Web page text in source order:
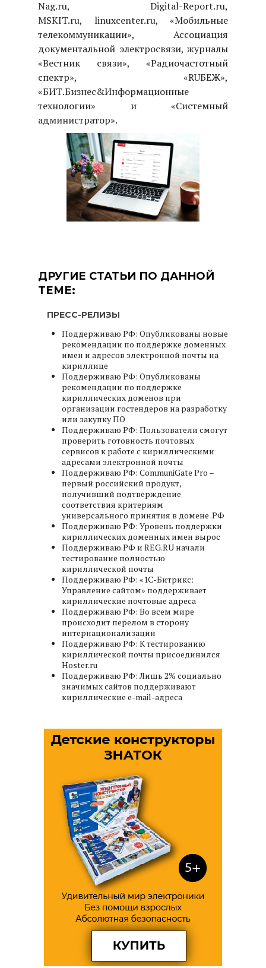
Nag.ru, Digital-Report.ru,
MSKIT.ru, linuxcenter.ru, «Мобильные
телекоммуникации», Ассоциация
документальной электросвязи, журналы
«Вестник связи», «Радиочастотный
спектр», «RUБЕЖ»,
«БИТ.Бизнес&Информационные
технологии» и «Системный
администратор».
ДРУГИЕ СТАТЬИ ПО ДАННОЙ
ТЕМЕ:
ПРЕСС-РЕЛИЗЫ
Поддерживаю РФ: Опубликованы новые
рекомендации по поддержке доменных
имен и адресов электронной почты на
кириллице
Поддерживаю РФ: Опубликованы
рекомендации по поддержке
кириллических доменов при
организации гостендеров на разработку
или закупку ПО
Поддерживаю РФ: Пользователи смогут
проверить готовность почтовых
сервисов к работе с кириллическими
адресами электронной почты
Поддерживаю РФ: CommuniGate Pro –
первый российский продукт,
получивший подтверждение
соответствия критериям
универсального принятия в домене .РФ
Поддерживаю РФ: Уровень поддержки
кириллических доменных имен вырос
Поддерживаю.РФ и REG.RU начали
тестирование полностью
кириллической почты
Поддерживаю РФ: «1C-Битрикс:
Управление сайтом» поддерживает
кириллические почтовые адреса
Поддерживаю РФ: Во всем мире
происходит перелом в сторону
интернационализации
Поддерживаю РФ: К тестированию
кириллической почты присоединился
Hoster.ru
Поддерживаю РФ: Лишь 2% социально
значимых сайтов поддерживают
кириллические e-mail-адреса